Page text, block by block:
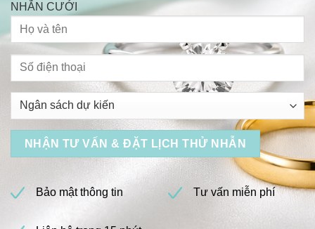
NHẪN CƯỚI
Bảo mật thông tin Tư vấn miễn phí